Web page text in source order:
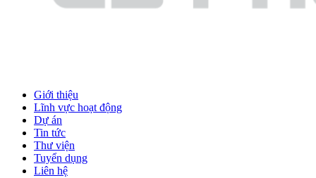
Giới thiệu
Lĩnh vực hoạt động
Dự án
Tin tức
Thư viện
Tuyển dụng
Liên hệ